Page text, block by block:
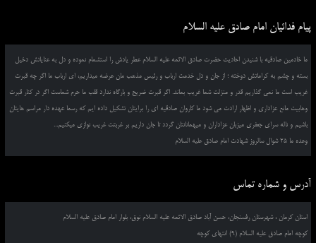
پیام فدائیان امام صادق علیه السلام
ما خادمین صادقیه با شنیدن احادیث حضرت صادق الائمه علیه السلام عطر یادش را استشمام نموده و دل به عنایاتش دخیل
بسته و چشم به کراماتش دوخته ؛ از جان و دل خدمت ارباب و رئیس مذهب مان عرضه میداریم، ای ارباب ما اگر چه قبرت
غریب است ما نمی گذاریم قدر و منزلت شما غریب بماند. اگر قبرت ضریح و بارگاه ندارد قلب ما حرم شماست اگر در کنار قبرت
وهابیت مانع عزاداری و اظهار ارادت می شود ما کاروان صادقیه ای را برایتان تشکیل داده ایم که رسما عهده دار مراسم هایتان
باشیم و ناله سرای جعفری میزبان عزاداران و میهمانانتان گردد تا جان داریم بر غربتت غریب نوازی میکنیم...
وعده ما 25 شوال سالروز شهادت امام صادق علیه السلام
آدرس و شماره تماس
استان کرمان ، شهرستان رفسنجان، حسن آباد صادق الائمه علیه السلام نوق، بلوار امام صادق علیه السلام
کوچه امام صادق علیه السلام (9) انتهای کوچه